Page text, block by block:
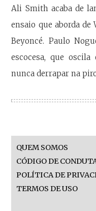
Ali Smith acaba de
ensaio que aborda de
Beyoncé. Paulo
escocesa, que
nunca derrapar na
QUEM SOMOS
CÓDIGO DE
POLÍTICA DE
TERMOS DE USO